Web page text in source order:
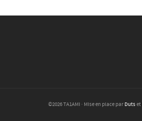
©2026 TA1AMI · Mise en place par Dutset